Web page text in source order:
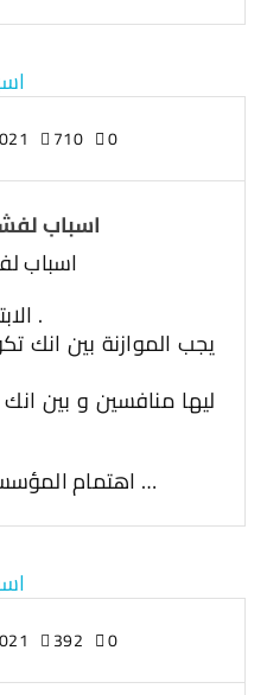
710 0
10 اسباب
الابتعاد عن احتياجات السوق .
ليها منافسين و بين
اهتمام المؤسسين بالعائد المادى فقط …
392 0